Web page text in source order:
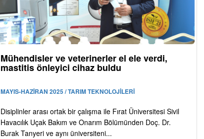
Mühendisler ve veterinerler el ele verdi,
mastitis önleyici cihaz buldu
MAYIS-HAZİRAN 2025 / TARIM TEKNOLOJİLERİ
Disiplinler arası ortak bir çalışma ile Fırat Üniversitesi Sivil
Havacılık Uçak Bakım ve Onarım Bölümünden Doç. Dr.
Burak Tanyeri ve aynı üniversiteni...